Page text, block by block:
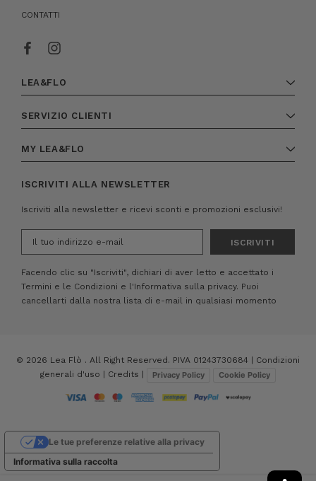
CONTATTI
LEA&FLO
SERVIZIO CLIENTI
MY LEA&FLO
ISCRIVITI ALLA NEWSLETTER
Iscriviti alla newsletter e ricevi sconti e promozioni esclusivi!
Facendo clic su "Iscriviti", dichiari di aver letto e accettato i
Termini e le Condizioni e l'Informativa sulla privacy. Puoi
cancellarti dalla nostra lista di e-mail in qualsiasi momento
© 2026 Lea Flò . All Right Reserved. PIVA 01243730684 | Condizioni
generali d'uso
Credits Privacy Policy Cookie Policy
Informativa sulla raccolta
Le tue preferenze relative alla privacy